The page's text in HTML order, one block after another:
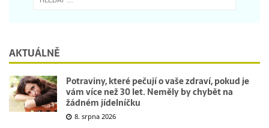
AKTUÁLNĚ
Potraviny, které pečují o vaše zdraví, pokud je
vám více než 30 let. Neměly by chybět na
žádném jídelníčku
8. srpna 2026